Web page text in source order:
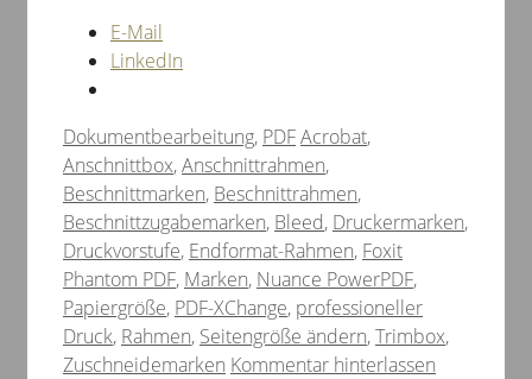
E-Mail
LinkedIn
Kategorien
Dokumentbearbeitung, PDFSchlagwörter
Acrobat,
Anschnittbox,Anschnittrahmen,
Beschnittmarken, Beschnittrahmen,
Beschnittzugabemarken, Bleed, Druckermarken,
Druckvorstufe, Endformat-Rahmen, Foxit
Phantom PDF, Marken, Nuance PowerPDF,
Papiergröße, PDF-XChange, professioneller
Druck, Rahmen, Seitengröße ändern,Trimbox,
Zuschneidemarken Kommentar hinterlassen